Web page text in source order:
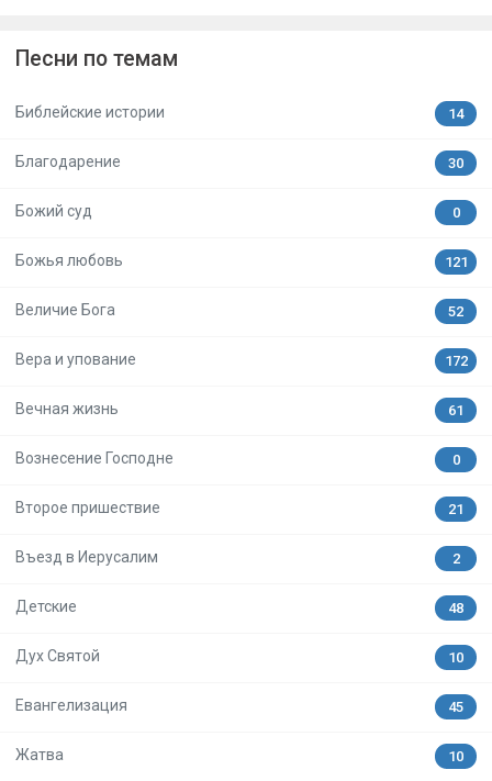
Песни по темам
Библейские истории 14
Благодарение 30
Божий суд 0
Божья любовь 121
Величие Бога 52
Вера и упование 172
Вечная жизнь 61
Вознесение Господне 0
Второе пришествие 21
Въезд в Иерусалим 2
Детские 48
Дух Святой 10
Евангелизация 45
Жатва 10